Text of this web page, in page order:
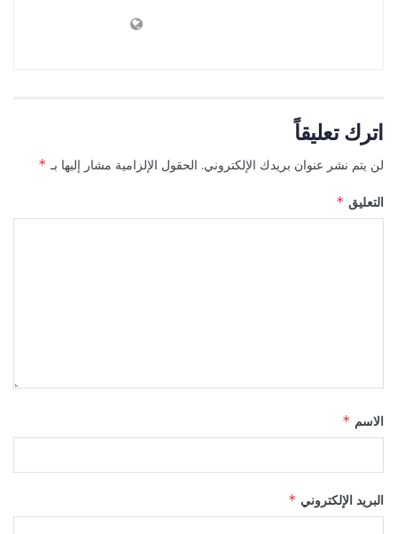
اترك تعليقاً
لن يتم نشر عنوان بريدك الإلكتروني. الحقول الإلزامية مشار إليها بـ *
التعليق *
الاسم *
البريد الإلكتروني *